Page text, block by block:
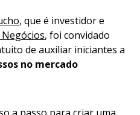
, que é investidor e
Negócios, foi convidado
de auxiliar iniciantes a
no mercado